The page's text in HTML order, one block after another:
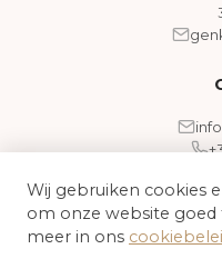
Algemene
Wij gebruiken cookies
om onze website goed
meer in ons